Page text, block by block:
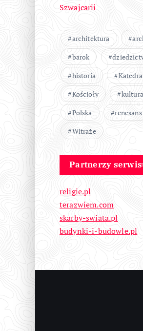
Szwajcarii
architektura
barok
historia
Katedra
Kościoły
kultura
Polska
renesans
Witraże
Partnerzy
religie.pl
terazwiem.com
skarby-swiata.pl
budynki-i-budowle.pl